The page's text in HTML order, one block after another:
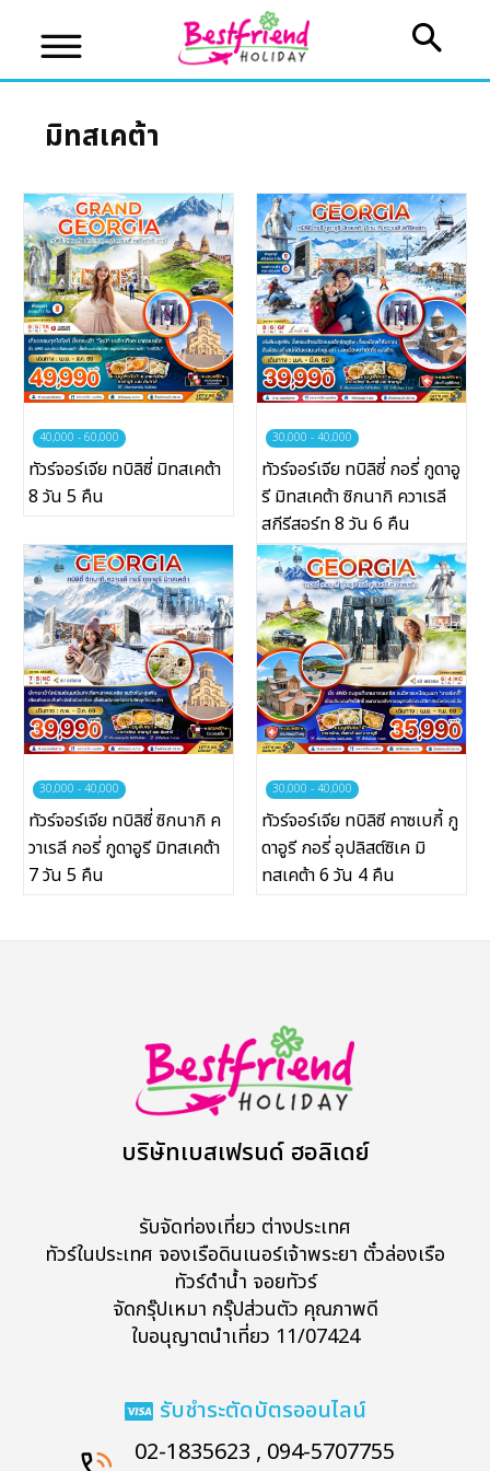
เส้นทางที่ต้องการ
หน้าแรก
ทัวร์ต่างประเทศ
จัดกรุ๊ปต่างประเทศ
โปรไฟไหม้
ทัวร์ในประเทศ
จัดกรุ๊ปในประเทศ
เรือเจ้าพระยา
บริการอื่นๆ
มิทสเคต้า
40,000 - 60,000
ทัวร์จอร์เจีย ทบิลิซี่ มิทสเคต้า
8 วัน 5 คืน
30,000 - 40,000
ทัวร์จอร์เจีย ทบิลิซี่ กอรี่ กูดาอู
รี มิทสเคต้า ซิกนากิ ควาเรลี
สกีรีสอร์ท 8 วัน 6 คืน
30,000 - 40,000
ทัวร์จอร์เจีย ทบิลิซี่ ซิกนากิ ค
วาเรลี กอรี่ กูดาอูรี มิทสเคต้า
7 วัน 5 คืน
30,000 - 40,000
ทัวร์จอร์เจีย ทบิลิซี คาซเบกี้ กู
ดาอูรี กอรี่ อุปลิสต์ซิเค มิ
ทสเคต้า 6 วัน 4 คืน
บริษัทเบสเฟรนด์ ฮอลิเดย์
รับจัดท่องเที่ยว ต่างประเทศ
ทัวร์ในประเทศ จองเรือดินเนอร์เจ้าพระยา ตั๋วล่องเรือ
ทัวร์ดำน้ำ จอยทัวร์
จัดกรุ๊ปเหมา กรุ๊ปส่วนตัว คุณภาพดี
ใบอนุญาตนำเที่ยว 11/07424
รับชำระตัดบัตรออนไลน์
02-1835623 , 094-5707755